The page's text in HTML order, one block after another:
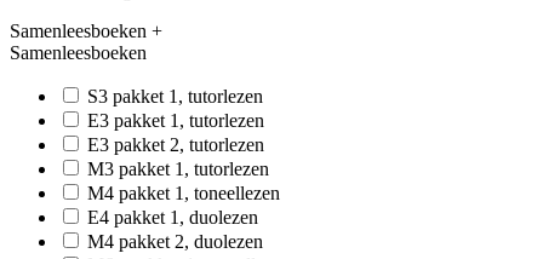
Samenleesboeken +
Samenleesboeken
S3 pakket 1, tutorlezen
E3 pakket 1, tutorlezen
E3 pakket 2, tutorlezen
M3 pakket 1, tutorlezen
M4 pakket 1, toneellezen
E4 pakket 1, duolezen
M4 pakket 2, duolezen